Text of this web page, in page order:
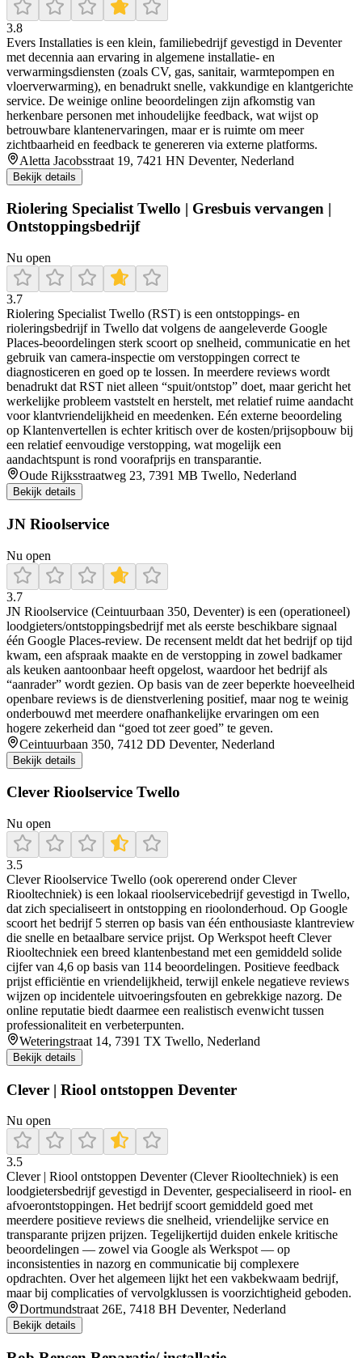
3.8
Evers Installaties is een klein, familiebedrijf gevestigd in Deventer
met decennia aan ervaring in algemene installatie- en
verwarmingsdiensten (zoals CV, gas, sanitair, warmtepompen en
vloerverwarming), en benadrukt snelle, vakkundige en klantgerichte
service. De weinige online beoordelingen zijn afkomstig van
herkenbare personen met inhoudelijke feedback, wat wijst op
betrouwbare klantenervaringen, maar er is ruimte om meer
zichtbaarheid en feedback te genereren via externe platforms.
Aletta Jacobsstraat 19, 7421 HN Deventer, Nederland
Bekijk details
Riolering Specialist Twello | Gresbuis vervangen |
Ontstoppingsbedrijf
Nu open
3.7
Riolering Specialist Twello (RST) is een ontstoppings- en
rioleringsbedrijf in Twello dat volgens de aangeleverde Google
Places-beoordelingen sterk scoort op snelheid, communicatie en het
gebruik van camera-inspectie om verstoppingen correct te
diagnosticeren en goed op te lossen. In meerdere reviews wordt
benadrukt dat RST niet alleen “spuit/ontstop” doet, maar gericht het
werkelijke probleem vaststelt en herstelt, met relatief ruime aandacht
voor klantvriendelijkheid en meedenken. Eén externe beoordeling
op Klantenvertellen is echter kritisch over de kosten/prijsopbouw bij
een relatief eenvoudige verstopping, wat mogelijk een
aandachtspunt is rond voorafprijs en transparantie.
Oude Rijksstraatweg 23, 7391 MB Twello, Nederland
Bekijk details
JN Rioolservice
Nu open
3.7
JN Rioolservice (Ceintuurbaan 350, Deventer) is een (operationeel)
loodgieters/ontstoppingsbedrijf met als eerste beschikbare signaal
één Google Places-review. De recensent meldt dat het bedrijf op tijd
kwam, een afspraak maakte en de verstopping in zowel badkamer
als keuken aantoonbaar heeft opgelost, waardoor het bedrijf als
“aanrader” wordt gezien. Op basis van de zeer beperkte hoeveelheid
openbare reviews is de dienstverlening positief, maar nog te weinig
onderbouwd met meerdere onafhankelijke ervaringen om een
hogere zekerheid dan “goed tot zeer goed” te geven.
Ceintuurbaan 350, 7412 DD Deventer, Nederland
Bekijk details
Clever Rioolservice Twello
Nu open
3.5
Clever Rioolservice Twello (ook opererend onder Clever
Riooltechniek) is een lokaal rioolservicebedrijf gevestigd in Twello,
dat zich specialiseert in ontstopping en rioolonderhoud. Op Google
scoort het bedrijf 5 sterren op basis van één enthousiaste klantreview
die snelle en betaalbare service prijst. Op Werkspot heeft Clever
Riooltechniek een breed klantenbestand met een gemiddeld solide
cijfer van 4,6 op basis van 114 beoordelingen. Positieve feedback
prijst efficiëntie en vriendelijkheid, terwijl enkele negatieve reviews
wijzen op incidentele uitvoeringsfouten en gebrekkige nazorg. De
online reputatie biedt daarmee een realistisch evenwicht tussen
professionaliteit en verbeterpunten.
Weteringstraat 14, 7391 TX Twello, Nederland
Bekijk details
Clever | Riool ontstoppen Deventer
Nu open
3.5
Clever | Riool ontstoppen Deventer (Clever Riooltechniek) is een
loodgietersbedrijf gevestigd in Deventer, gespecialiseerd in riool- en
afvoerontstoppingen. Het bedrijf scoort gemiddeld goed met
meerdere positieve reviews die snelheid, vriendelijke service en
transparante prijzen prijzen. Tegelijkertijd duiden enkele kritische
beoordelingen — zowel via Google als Werkspot — op
inconsistenties in nazorg en communicatie bij complexere
opdrachten. Over het algemeen lijkt het een vakbekwaam bedrijf,
maar bij complicaties of vervolgklussen is voorzichtigheid geboden.
Dortmundstraat 26E, 7418 BH Deventer, Nederland
Bekijk details